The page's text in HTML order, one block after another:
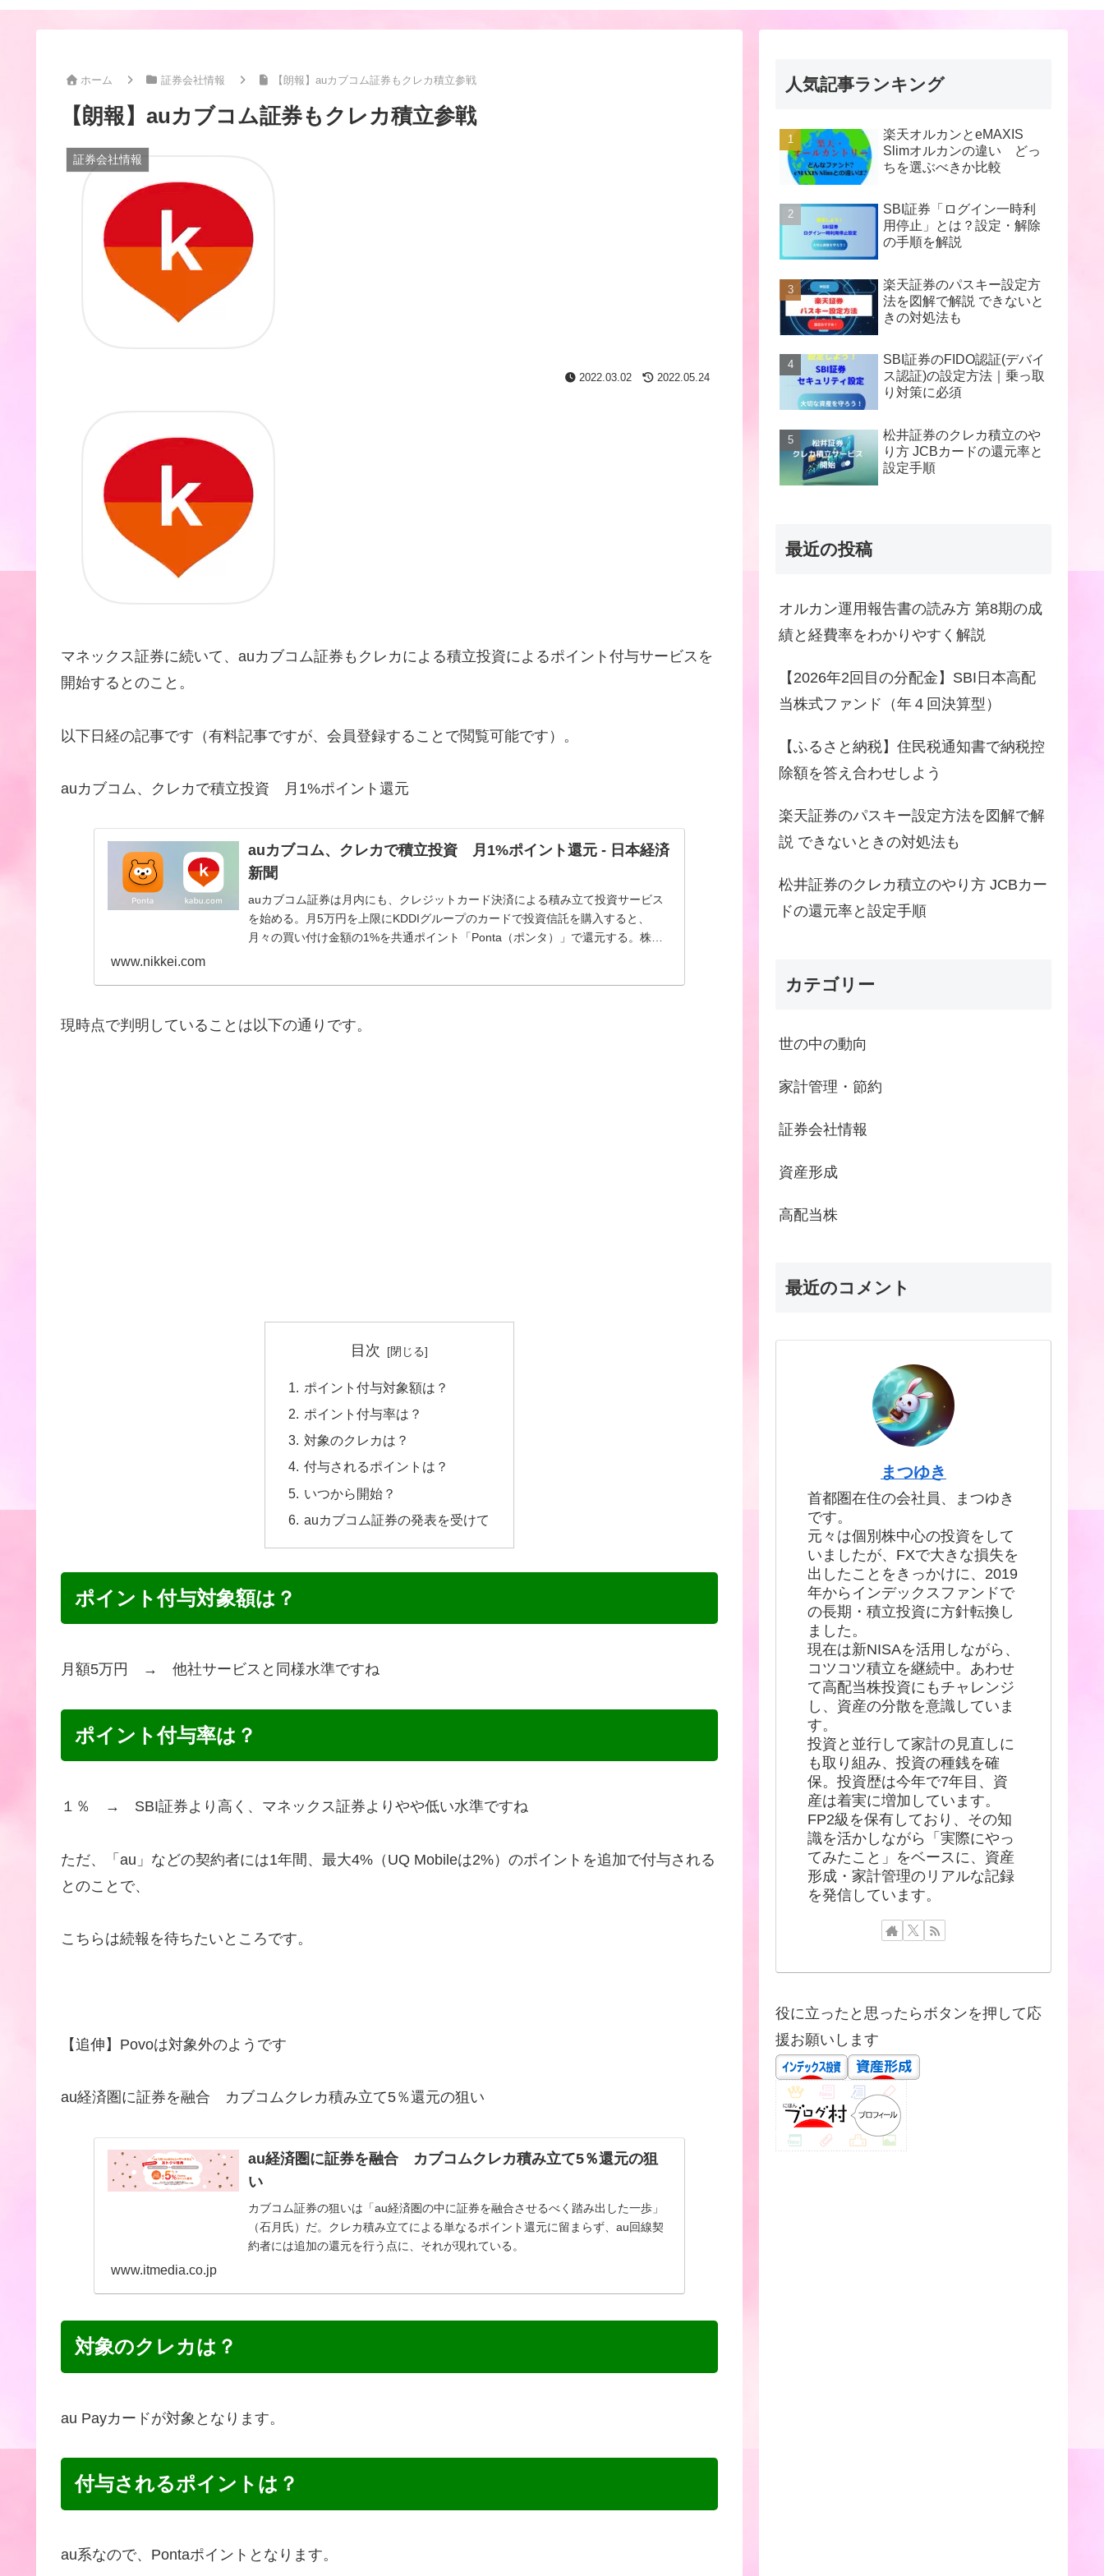
ホーム 証券会社情報 【朗報】auカブコム証券もクレカ積立参戦
【朗報】auカブコム証券もクレカ積立参戦
証券会社情報
2022.03.02 2022.05.24
マネックス証券に続いて、auカブコム証券もクレカによる積立投資によるポイント付与サービスを
開始するとのこと。
以下日経の記事です（有料記事ですが、会員登録することで閲覧可能です）。
auカブコム、クレカで積立投資 月1%ポイント還元
auカブコム、クレカで積立投資 月1%ポイント還元 - 日本経済
新聞
auカブコム証券は月内にも、クレジットカード決済による積み立て投資サービス
を始める。月5万円を上限にKDDIグループのカードで投資信託を購入すると、
月々の買い付け金額の1%を共通ポイント「Ponta（ポンタ）」で還元する。株主
www.nikkei.com
現時点で判明していることは以下の通りです。
目次
ポイント付与対象額は？
ポイント付与率は？
対象のクレカは？
付与されるポイントは？
いつから開始？
auカブコム証券の発表を受けて
ポイント付与対象額は？
月額5万円 → 他社サービスと同様水準ですね
ポイント付与率は？
１％ → SBI証券より高く、マネックス証券よりやや低い水準ですね
ただ、「au」などの契約者には1年間、最大4%（UQ Mobileは2%）のポイントを追加で付与される
とのことで、
こちらは続報を待ちたいところです。
【追伸】Povoは対象外のようです
au経済圏に証券を融合 カブコムクレカ積み立て5％還元の狙い
au経済圏に証券を融合 カブコムクレカ積み立て5％還元の狙
い
カブコム証券の狙いは「au経済圏の中に証券を融合させるべく踏み出した一歩」
（石月氏）だ。クレカ積み立てによる単なるポイント還元に留まらず、au回線契
約者には追加の還元を行う点に、それが現れている。
www.itmedia.co.jp
対象のクレカは？
au Payカードが対象となります。
付与されるポイントは？
au系なので、Pontaポイントとなります。
人気記事ランキング
楽天オルカンとeMAXIS
Slimオルカンの違い どっ
ちを選ぶべきか比較
SBI証券「ログイン一時利
用停止」とは？設定・解除
の手順を解説
楽天証券のパスキー設定方
法を図解で解説 できないと
きの対処法も
SBI証券のFIDO認証(デバイ
ス認証)の設定方法｜乗っ取
り対策に必須
松井証券のクレカ積立のや
り方 JCBカードの還元率と
設定手順
最近の投稿
オルカン運用報告書の読み方 第8期の成
績と経費率をわかりやすく解説
【2026年2回目の分配金】SBI日本高配
当株式ファンド（年４回決算型）
【ふるさと納税】住民税通知書で納税控
除額を答え合わせしよう
楽天証券のパスキー設定方法を図解で解
説 できないときの対処法も
松井証券のクレカ積立のやり方 JCBカー
ドの還元率と設定手順
カテゴリー
世の中の動向
家計管理・節約
証券会社情報
資産形成
高配当株
最近のコメント
まつゆき
首都圏在住の会社員、まつゆき
です。
元々は個別株中心の投資をして
いましたが、FXで大きな損失を
出したことをきっかけに、2019
年からインデックスファンドで
の長期・積立投資に方針転換し
ました。
現在は新NISAを活用しながら、
コツコツ積立を継続中。あわせ
て高配当株投資にもチャレンジ
し、資産の分散を意識していま
す。
投資と並行して家計の見直しに
も取り組み、投資の種銭を確
保。投資歴は今年で7年目、資
産は着実に増加しています。
FP2級を保有しており、その知
識を活かしながら「実際にやっ
てみたこと」をベースに、資産
形成・家計管理のリアルな記録
を発信しています。
役に立ったと思ったらボタンを押して応
援お願いします